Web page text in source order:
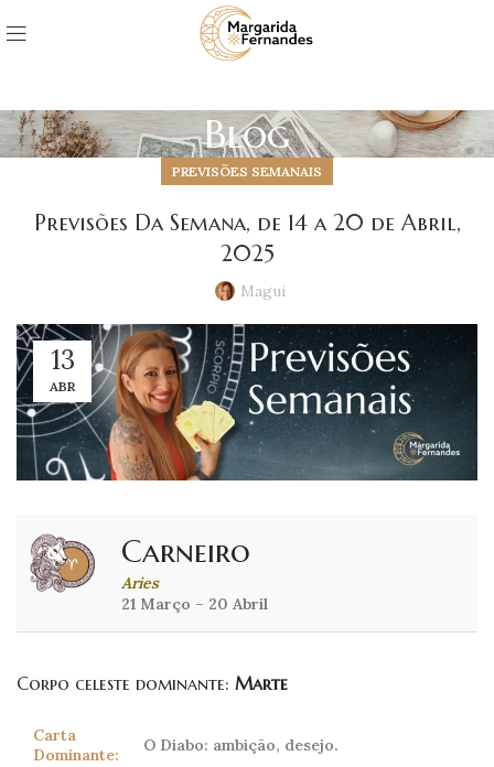
Blog
PREVISÕES SEMANAIS
Previsões Da Semana, de 14 a 20 de Abril,
2025
Magui
13
ABR
Carneiro
Aries
21 Março – 20 Abril
Corpo celeste dominante: Marte
Carta
Dominante:
O Diabo: ambição, desejo.